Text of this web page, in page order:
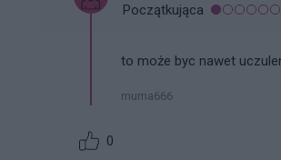
Początkująca
to może byc nawet
muma666
0